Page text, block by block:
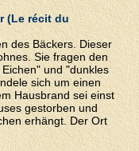
(Le récit du
des Bäckers. Dieser
Sie fragen den
und "dunkles
sich um einen
Hausbrand sei einst
gestorben und
erhängt. Der Ort